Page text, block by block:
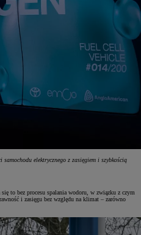
elektrycznego z zasięgiem i szybkością
to bez procesu spalania wodoru, w związku z czym
i zasięgu bez względu na klimat – zarówno